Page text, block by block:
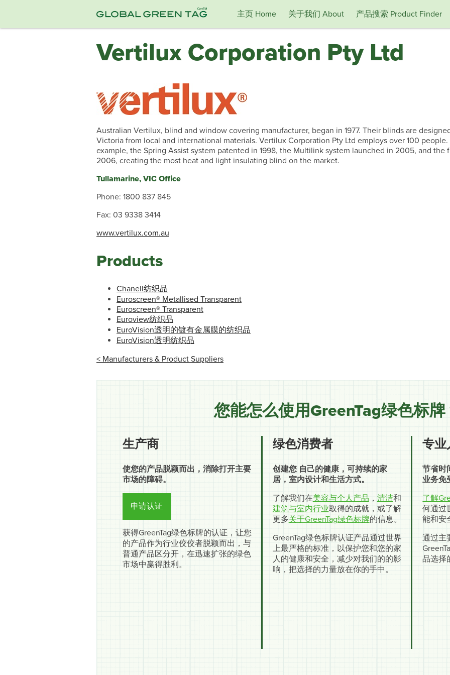
主页 Home 关于我们 About 产品搜索 Product Finder
Vertilux Corporation Pty Ltd
Australian Vertilux, blind and window covering manufacturer, began in 1977. Their blinds are
Victoria from local and international materials. Vertilux Corporation Pty Ltd employs over 100
example, the Spring Assist system patented in 1998, the Multilink system launched in 2005, and the
2006, creating the most heat and light insulating blind on the market.
Tullamarine, VIC Office
Phone: 1800 837 845
Fax: 03 9338 3414
www.vertilux.com.au
Products
Chanell纺织品
Euroscreen® Metallised Transparent
Euroscreen® Transparent
Euroview纺织品
EuroVision透明的镀有金属膜的纺织品
EuroVision透明纺织品
< Manufacturers & Product Suppliers
您能怎么使用GreenTag绿色标牌
生产商
使您的产品脱颖而出，消除打开主要
市场的障碍。
申请认证
获得GreenTag绿色标牌的认证，让您
的产品作为行业佼佼者脱颖而出，与
普通产品区分开，在迅速扩张的绿色
市场中赢得胜利。
绿色消费者
创建您 自己的健康，可持续的家
居，室内设计和生活方式。
了解我们在美容与个人产品 ， 清洁和
建筑与室内行业取得的成就，或了解
更多关于GreenTag绿色标牌的信息。
GreenTag绿色标牌认证产品通过世界
上最严格的标准，以保护您和您的家
人的健康和安全，减少对我们的的影
响，把选择的力量放在你的手中。
专业
节省时
业务免
了解
何通过
能和安
通过主
品选择